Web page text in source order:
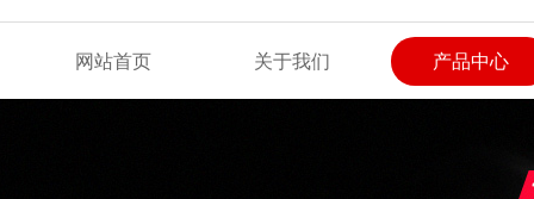
网站首页 关于我们 产品中心